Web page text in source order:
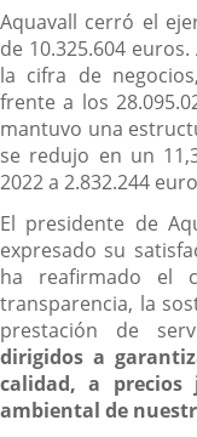
Aquavall cerró el
de 10.325.604
la cifra de
frente a los
mantuvo una
se redujo en un
2022 a 2.832.244
El presidente de
expresado su
ha reafirmado el
transparencia, la
prestación de
dirigidos a
calidad, a
ambiental de